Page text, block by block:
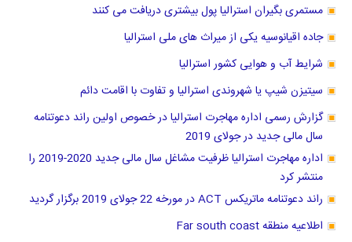
مستمری بگیران استرالیا پول بیشتری دریافت می کنند
جاده اقیانوسیه یکی از میراث های ملی استرالیا
شرایط آب و هوایی کشور استرالیا
سیتیزن شیپ یا شهروندی استرالیا و تفاوت با اقامت دائم
گزارش رسمی اداره مهاجرت استرالیا در خصوص اولین راند دعوتنامه
سال مالی جدید در جولای 2019
اداره مهاجرت استرالیا ظرفیت مشاغل سال مالی جدید 2020-2019 را
منتشر کرد
راند دعوتنامه ماتریکس ACT در مورخه 22 جولای 2019 برگزار گردید
اطلاعیه منطقه Far south coast